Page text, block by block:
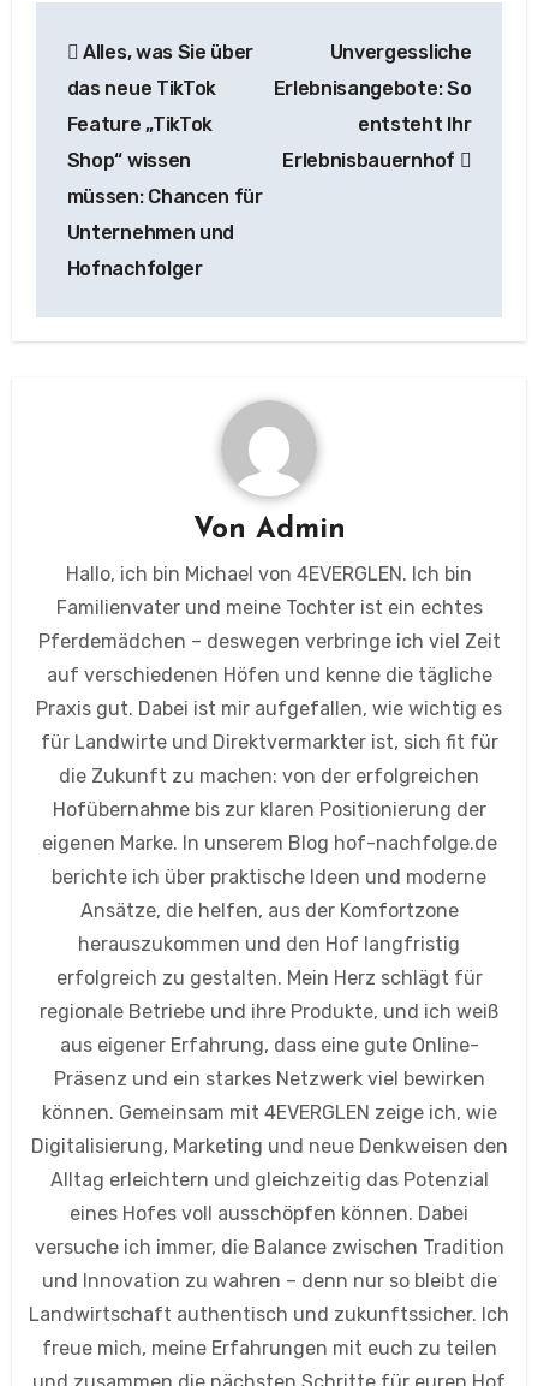
Alles, was Sie über
das neue TikTok
Feature „TikTok
Shop“ wissen
müssen: Chancen für
Unternehmen und
Hofnachfolger
Unvergessliche
Erlebnisangebote: So
entsteht Ihr
Erlebnisbauernhof
Von Admin
Hallo, ich bin Michael von 4EVERGLEN. Ich bin
Familienvater und meine Tochter ist ein echtes
Pferdemädchen – deswegen verbringe ich viel Zeit
auf verschiedenen Höfen und kenne die tägliche
Praxis gut. Dabei ist mir aufgefallen, wie wichtig es
für Landwirte und Direktvermarkter ist, sich fit für
die Zukunft zu machen: von der erfolgreichen
Hofübernahme bis zur klaren Positionierung der
eigenen Marke. In unserem Blog hof-nachfolge.de
berichte ich über praktische Ideen und moderne
Ansätze, die helfen, aus der Komfortzone
herauszukommen und den Hof langfristig
erfolgreich zu gestalten. Mein Herz schlägt für
regionale Betriebe und ihre Produkte, und ich weiß
aus eigener Erfahrung, dass eine gute Online-
Präsenz und ein starkes Netzwerk viel bewirken
können. Gemeinsam mit 4EVERGLEN zeige ich, wie
Digitalisierung, Marketing und neue Denkweisen den
Alltag erleichtern und gleichzeitig das Potenzial
eines Hofes voll ausschöpfen können. Dabei
versuche ich immer, die Balance zwischen Tradition
und Innovation zu wahren – denn nur so bleibt die
Landwirtschaft authentisch und zukunftssicher. Ich
freue mich, meine Erfahrungen mit euch zu teilen
und zusammen die nächsten Schritte für euren Hof